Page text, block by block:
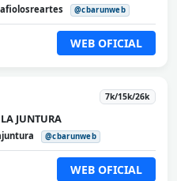
@cbarunweb
WEB OFICIAL
7k/15k/26k
JUNTURA
@cbarunweb
WEB OFICIAL